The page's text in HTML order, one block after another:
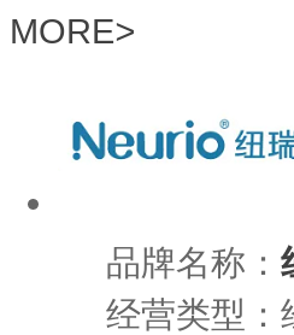
MORE>
品牌名称：
经营类型：